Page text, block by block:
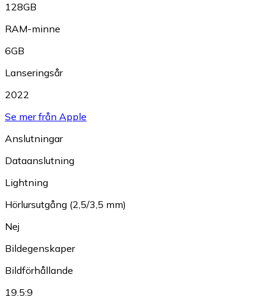
128GB
RAM-minne
6GB
Lanseringsår
2022
Se mer från Apple
Anslutningar
Dataanslutning
Lightning
Hörlursutgång (2,5/3,5 mm)
Nej
Bildegenskaper
Bildförhållande
19.5:9